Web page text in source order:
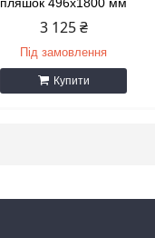
3 125 ₴
Під замовлення
Купити